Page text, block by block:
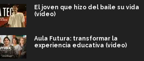
El joven que hizo del baile su vida
(video)
Aula Futura: transformar la
experiencia educativa (video)